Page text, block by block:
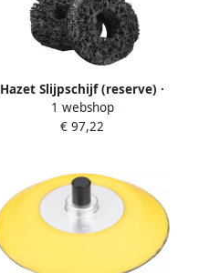
Hazet Slijpschijf (reserve) ·
sterke vervuiling · 56 mm
4961N-023S 5 · 5-delig
1 webshop
€ 97,22